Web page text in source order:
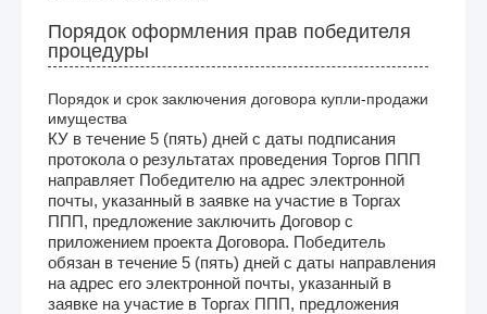
Порядок оформления прав победителя
процедуры
Порядок и срок заключения договора купли-продажи
имущества
КУ в течение 5 (пять) дней с даты подписания
протокола о результатах проведения Торгов ППП
направляет Победителю на адрес электронной
почты, указанный в заявке на участие в Торгах
ППП, предложение заключить Договор с
приложением проекта Договора. Победитель
обязан в течение 5 (пять) дней с даты направления
на адрес его электронной почты, указанный в
заявке на участие в Торгах ППП, предложения